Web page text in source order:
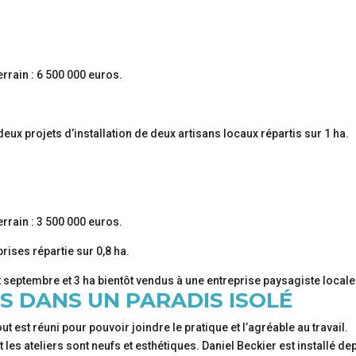
: 6 500 000 euros.
projets d’installation de deux artisans locaux répartis sur 1 ha.
: 3 500 000 euros.
répartie sur 0,8 ha.
et 3 ha bientôt vendus à une entreprise paysagiste
DANS UN PARADIS ISOLÉ
est réuni pour pouvoir joindre le pratique et l’agréable au travail.
ateliers sont neufs et esthétiques. Daniel Beckier est installé